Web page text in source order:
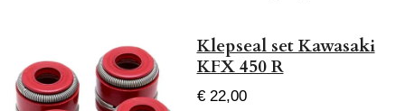
Klepseal set Kawasaki
KFX 450 R
€ 22,00